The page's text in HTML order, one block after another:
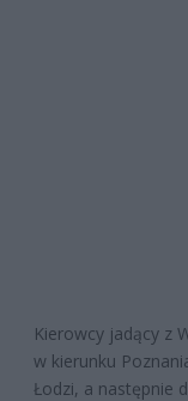
Kierowcy jadący z
w kierunku
Łodzi, a następnie